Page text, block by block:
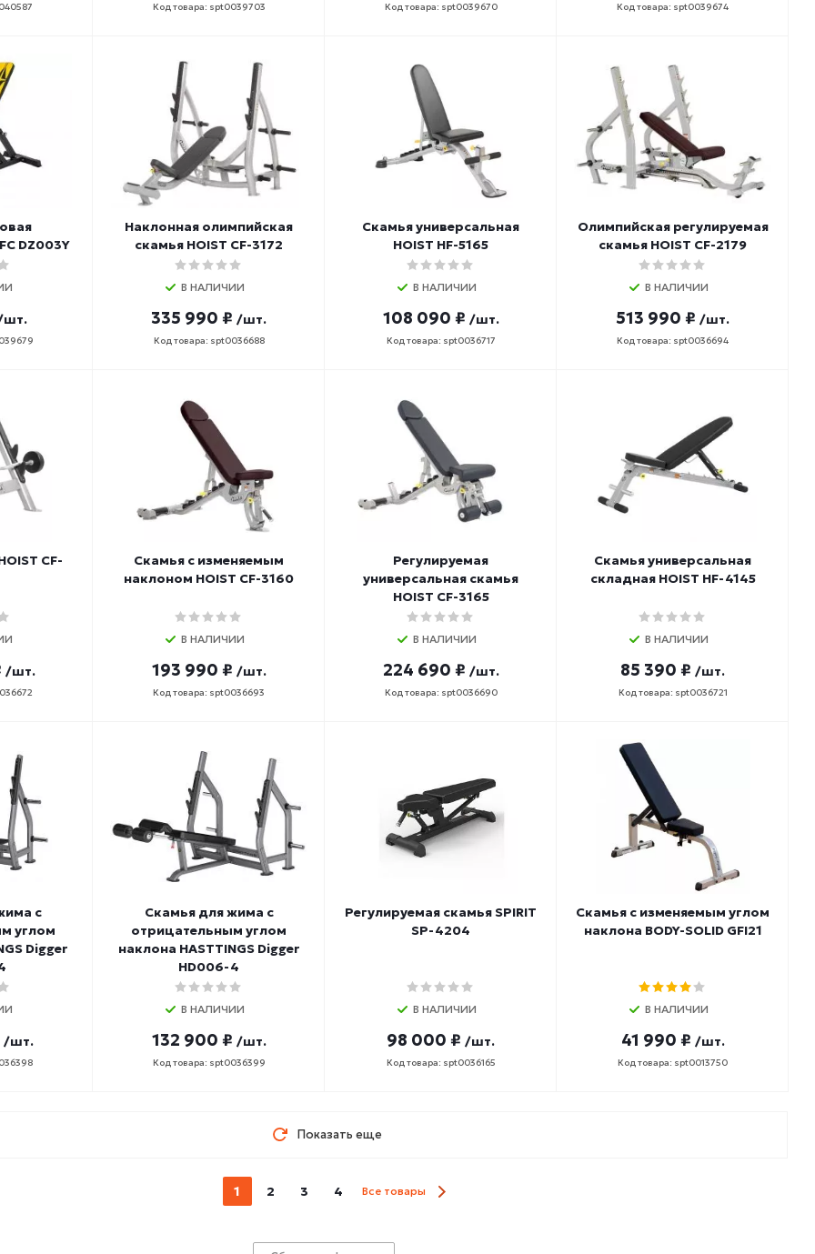
Код товара: spt0039703 Код товара: spt0039670 Код товара: spt0039674
DZ003Y
Наклонная олимпийская
скамья HOIST CF-3172
В НАЛИЧИИ
335 990 ₽ /шт.
Код товара: spt0036688
Скамья универсальная
HOIST HF-5165
В НАЛИЧИИ
108 090 ₽ /шт.
Код товара: spt0036717
Олимпийская регулируемая
скамья HOIST CF-2179
В НАЛИЧИИ
513 990 ₽ /шт.
Код товара: spt0036694
CF-
/шт.
Скамья с изменяемым
наклоном HOIST CF-3160
В НАЛИЧИИ
193 990 ₽ /шт.
Код товара: spt0036693
Регулируемая
универсальная скамья
HOIST CF-3165
В НАЛИЧИИ
224 690 ₽ /шт.
Код товара: spt0036690
Скамья универсальная
складная HOIST HF-4145
В НАЛИЧИИ
85 390 ₽ /шт.
Код товара: spt0036721
с
углом
Digger
/шт.
Скамья для жима с
отрицательным углом
наклона HASTTINGS Digger
HD006-4
В НАЛИЧИИ
132 900 ₽ /шт.
Код товара: spt0036399
Регулируемая скамья SPIRIT
SP-4204
В НАЛИЧИИ
98 000 ₽ /шт.
Код товара: spt0036165
Скамья с изменяемым углом
наклона BODY-SOLID GFI21
В НАЛИЧИИ
41 990 ₽ /шт.
Код товара: spt0013750
Показать еще
1 2 3 4 Все товары